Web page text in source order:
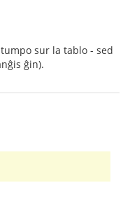
sur la tablo - sed
ĝin).